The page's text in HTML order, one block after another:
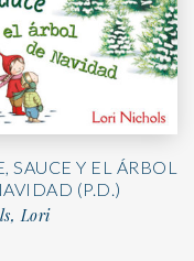
SAUCE Y EL ÁRBOL
(P.D.)
Lori